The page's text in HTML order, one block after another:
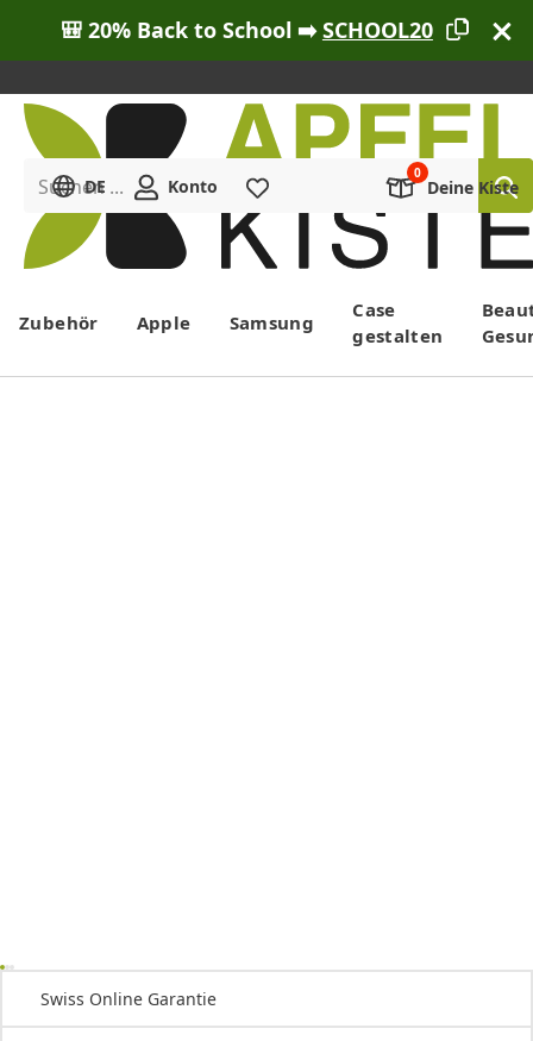
🎒 20% Back to School ➡️SCHOOL20
Menü
Suchen ...
DE Konto Deine Kiste
Zubehör Apple Samsung
Case
gestalten
Swiss Online Garantie